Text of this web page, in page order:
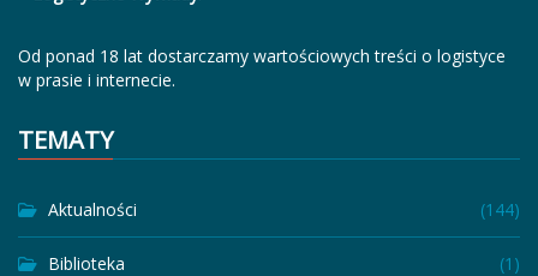
Od ponad 18 lat dostarczamy wartościowych treści o logistyce
w prasie i internecie.
TEMATY
Aktualności (144)
Biblioteka (1)